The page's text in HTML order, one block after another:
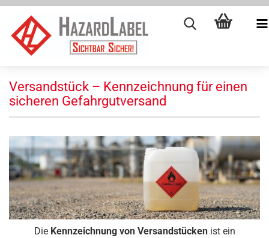
Versandstück – Kennzeichnung für einen
sicheren Gefahrgutversand
Die Kennzeichnung von Versandstückenist ein